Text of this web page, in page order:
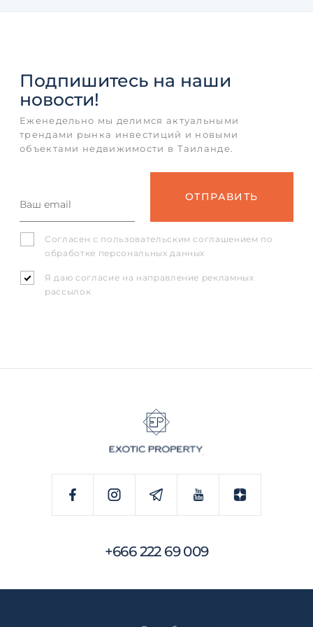
Подпишитесь на наши
новости!
Еженедельно мы делимся актуальными
трендами рынка инвестиций и новыми
объектами недвижимости в Таиланде.
Согласен с пользовательским соглашением по
обработке персональных данных
Я даю согласие на направление рекламных
рассылок
+666 222 69 009